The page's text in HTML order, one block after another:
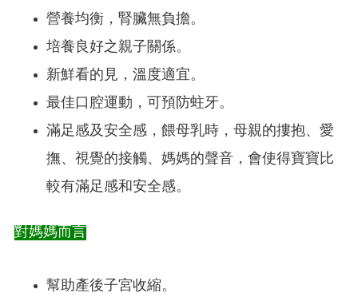
營養均衡，腎臟無負擔。
培養良好之親子關係。
新鮮看的見，溫度適宜。
最佳口腔運動，可預防蛀牙。
滿足感及安全感，餵母乳時，母親的摟抱、愛
撫、視覺的接觸、媽媽的聲音，會使得寶寶比
較有滿足感和安全感。
對媽媽而言
幫助產後子宮收縮。